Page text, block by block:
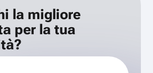
la migliore
per la tua